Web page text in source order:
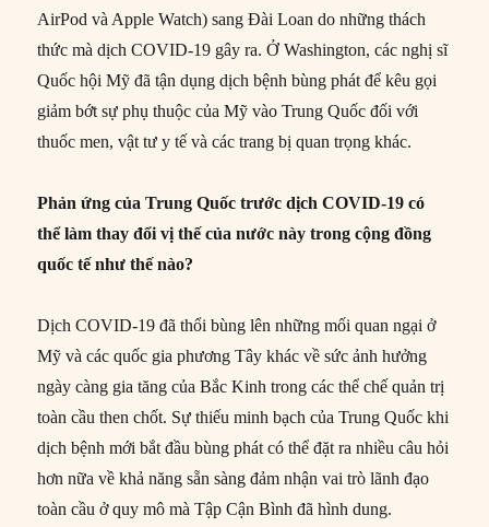
AirPod và Apple Watch) sang Đài Loan do những thách
thức mà dịch COVID-19 gây ra. Ở Washington, các nghị sĩ
Quốc hội Mỹ đã tận dụng dịch bệnh bùng phát để kêu gọi
giảm bớt sự phụ thuộc của Mỹ vào Trung Quốc đối với
thuốc men, vật tư y tế và các trang bị quan trọng khác.
Phản ứng của Trung Quốc trước dịch COVID-19 có
thể làm thay đổi vị thế của nước này trong cộng đồng
quốc tế như thế nào?
Dịch COVID-19 đã thổi bùng lên những mối quan ngại ở
Mỹ và các quốc gia phương Tây khác về sức ảnh hưởng
ngày càng gia tăng của Bắc Kinh trong các thể chế quản trị
toàn cầu then chốt. Sự thiếu minh bạch của Trung Quốc khi
dịch bệnh mới bắt đầu bùng phát có thể đặt ra nhiều câu hỏi
hơn nữa về khả năng sẵn sàng đảm nhận vai trò lãnh đạo
toàn cầu ở quy mô mà Tập Cận Bình đã hình dung.